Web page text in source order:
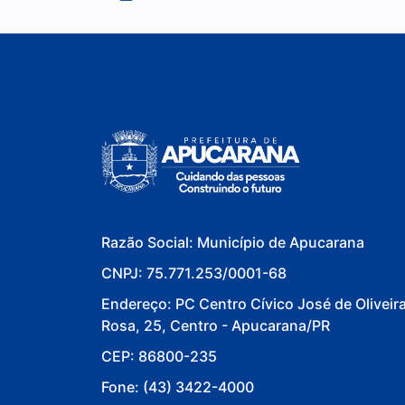
Razão Social: Município de Apucarana
CNPJ: 75.771.253/0001-68
Endereço: PC Centro Cívico José de
Rosa, 25, Centro - Apucarana/PR
CEP: 86800-235
Fone: (43) 3422-4000